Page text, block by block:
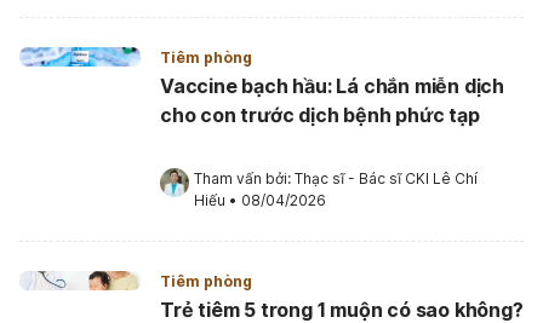
Tiêm phòng
Vaccine bạch hầu: Lá chắn miễn dịch
cho con trước dịch bệnh phức tạp
Tham vấn bởi: Thạc sĩ - Bác sĩ CKI Lê Chí
Hiếu • 08/04/2026
Tiêm phòng
Trẻ tiêm 5 trong 1 muộn có sao không?